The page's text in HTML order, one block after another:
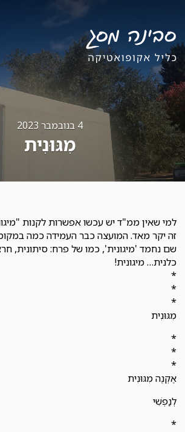
4 בנובמבר 2023
מִגּוּנִית
למי שאין ממ"ד יש עכשו אפשרות לקנות
זה יקר מאד. המועצה כבר העמידה כמה
שם נחמד 'מיגונית', כמו של פרח: סיתונית,
כלנית… מיגונית!
*
*
*
מִגּוּנִית
*
*
*
אֶקְנֶה מִגּוּנִית
לְנַפְשִׁי
*